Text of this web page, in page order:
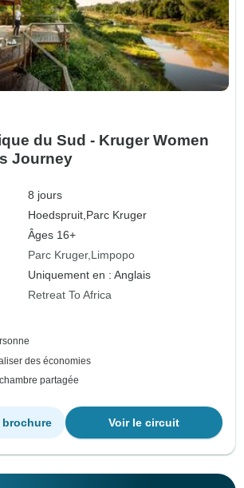
du Sud - Kruger Women
Journey
8 jours
Hoedspruit, Parc Kruger
Âges 16+
Parc Kruger Limpopo
Uniquement en : Anglais
Retreat To Africa
des économies
partagée
Voir le circuit
brochure